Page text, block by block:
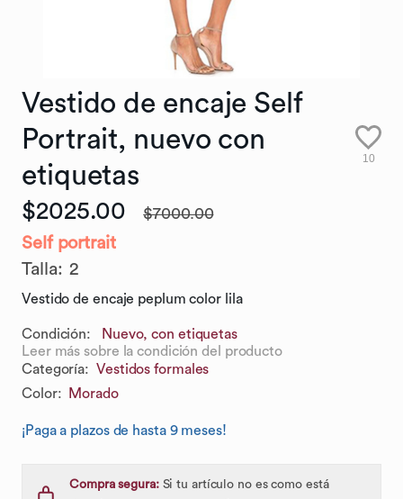
Vestido de encaje Self
Portrait​,​ nuevo con
etiquetas
10
$2025.00 $7000.00
Self portrait
Talla: 2
Vestido de encaje peplum color lila
Condición:
Nuevo, con etiquetas
Leer más sobre la condición del producto
Categoría: Vestidos formales
Color: Morado
¡Paga a plazos de hasta 9 meses!
Compra segura:Si tu artículo no es como está